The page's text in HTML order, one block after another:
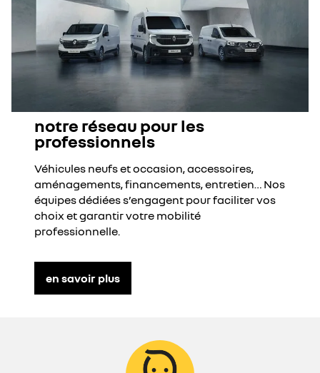
notre réseau pour les
professionnels
Véhicules neufs et occasion, accessoires,
aménagements, financements, entretien… Nos
équipes dédiées s’engagent pour faciliter vos
choix et garantir votre mobilité
professionnelle.
en savoir plus